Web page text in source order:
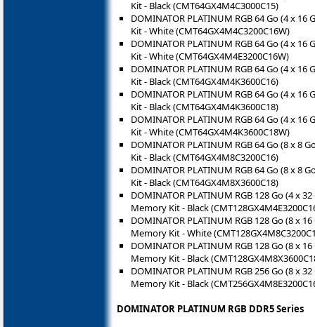
Kit - Black (CMT64GX4M4C3000C15)
DOMINATOR PLATINUM RGB 64 Go (4 x
Kit - White (CMT64GX4M4C3200C16W)
DOMINATOR PLATINUM RGB 64 Go (4 x
Kit - White (CMT64GX4M4E3200C16W)
DOMINATOR PLATINUM RGB 64 Go (4 x
Kit - Black (CMT64GX4M4K3600C16)
DOMINATOR PLATINUM RGB 64 Go (4 x
Kit - Black (CMT64GX4M4K3600C18)
DOMINATOR PLATINUM RGB 64 Go (4 x
Kit - White (CMT64GX4M4K3600C18W)
DOMINATOR PLATINUM RGB 64 Go (8 x 8
Kit - Black (CMT64GX4M8C3200C16)
DOMINATOR PLATINUM RGB 64 Go (8 x 8
Kit - Black (CMT64GX4M8X3600C18)
DOMINATOR PLATINUM RGB 128 Go (4 x
Memory Kit - Black
DOMINATOR PLATINUM RGB 128 Go (8 x
Memory Kit - White
DOMINATOR PLATINUM RGB 128 Go (8 x
Memory Kit - Black
DOMINATOR PLATINUM RGB 256 Go (8 x
Memory Kit - Black
DOMINATOR PLATINUM RGB DDR5 Series